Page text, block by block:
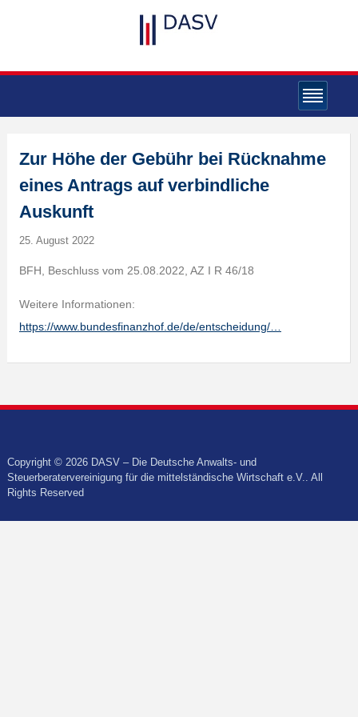
Zur Höhe der Gebühr bei Rücknahme
eines Antrags auf verbindliche
Auskunft
25. August 2022
BFH, Beschluss vom 25.08.2022, AZ I R 46/18
Weitere Informationen:
https://www.bundesfinanzhof.de/de/entscheidung/…
Copyright © 2026 DASV – Die Deutsche Anwalts- und
Steuerberatervereinigung für die mittelständische Wirtschaft e.V.. All
Rights Reserved